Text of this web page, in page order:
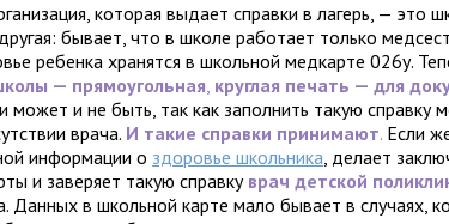
которая выдает справки в лагерь, — это
бывает, что в школе работает только
ребенка хранятся в школьной медкарте 026у.
— прямоугольная, круглая печать — для
может и не быть, так как заполнить такую справку
врача. И такие справки принимают. Если
информации о здоровье школьника, делает
и заверяет такую справку врач детской
Данных в школьной карте мало бывает в случаях,